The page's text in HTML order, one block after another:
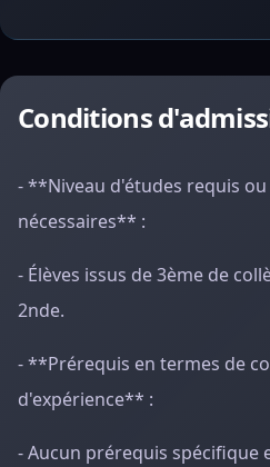
Conditions
- **Niveau d'études requis
nécessaires** :
- Élèves issus de 3ème de
2nde.
- **Prérequis en termes de
d'expérience** :
- Aucun prérequis spécifique